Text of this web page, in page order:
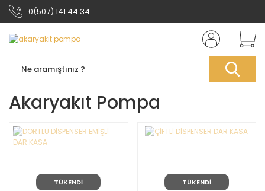
0(507) 141 44 34
Akaryakıt Pompa
TÜKENDİ TÜKENDİ